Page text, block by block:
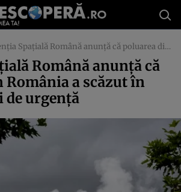
Spațială Română anunță că poluarea din România a scăzut în timpul stării de urgență
Română anunță că
România a scăzut în
urgență